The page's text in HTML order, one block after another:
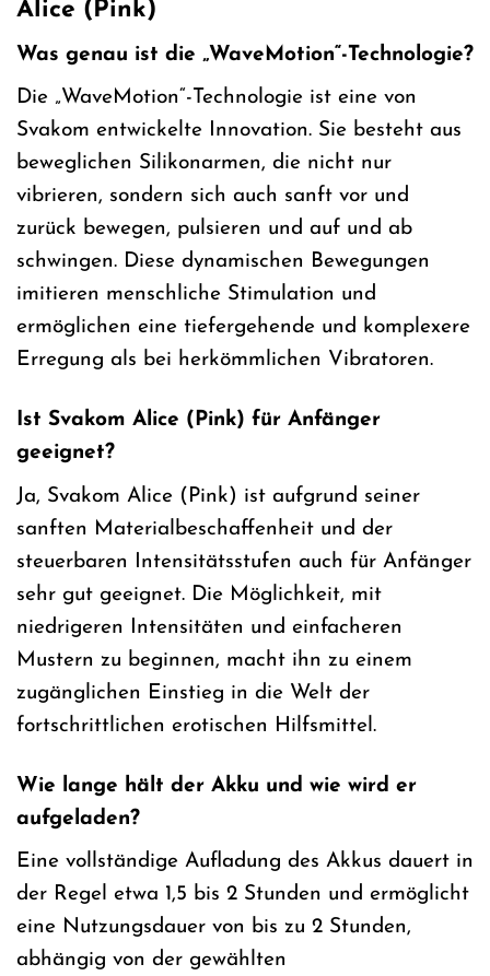
Alice (Pink)
Was genau ist die „WaveMotion“-Technologie?
Die „WaveMotion“-Technologie ist eine von
Svakom entwickelte Innovation. Sie besteht aus
beweglichen Silikonarmen, die nicht nur
vibrieren, sondern sich auch sanft vor und
zurück bewegen, pulsieren und auf und ab
schwingen. Diese dynamischen Bewegungen
imitieren menschliche Stimulation und
ermöglichen eine tiefergehende und komplexere
Erregung als bei herkömmlichen Vibratoren.
Ist Svakom Alice (Pink) für Anfänger
geeignet?
Ja, Svakom Alice (Pink) ist aufgrund seiner
sanften Materialbeschaffenheit und der
steuerbaren Intensitätsstufen auch für Anfänger
sehr gut geeignet. Die Möglichkeit, mit
niedrigeren Intensitäten und einfacheren
Mustern zu beginnen, macht ihn zu einem
zugänglichen Einstieg in die Welt der
fortschrittlichen erotischen Hilfsmittel.
Wie lange hält der Akku und wie wird er
aufgeladen?
Eine vollständige Aufladung des Akkus dauert in
der Regel etwa 1,5 bis 2 Stunden und ermöglicht
eine Nutzungsdauer von bis zu 2 Stunden,
abhängig von der gewählten